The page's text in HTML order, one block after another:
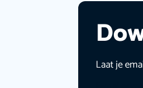
Laat je